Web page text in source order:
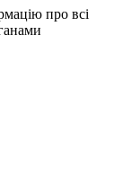
про всі